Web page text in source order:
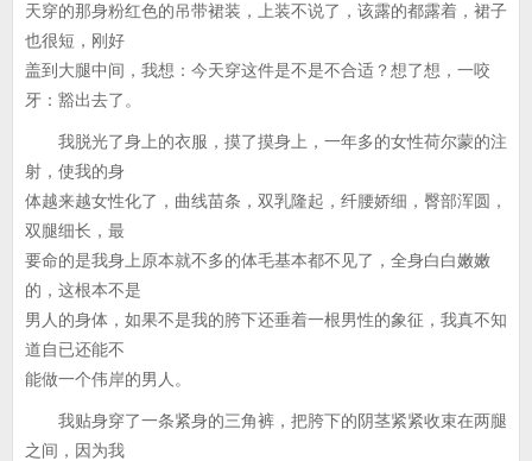
天穿的那身粉红色的吊带裙装，上装不说了，该露的都露着，裙子
也很短，刚好
盖到大腿中间，我想：今天穿这件是不是不合适？想了想，一咬
牙：豁出去了。
我脱光了身上的衣服，摸了摸身上，一年多的女性荷尔蒙的注
射，使我的身
体越来越女性化了，曲线苗条，双乳隆起，纤腰娇细，臀部浑圆，
双腿细长，最
要命的是我身上原本就不多的体毛基本都不见了，全身白白嫩嫩
的，这根本不是
男人的身体，如果不是我的胯下还垂着一根男性的象征，我真不知
道自已还能不
能做一个伟岸的男人。
我贴身穿了一条紧身的三角裤，把胯下的阴茎紧紧收束在两腿
之间，因为我